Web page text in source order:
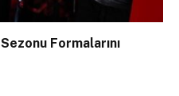
Formalarını